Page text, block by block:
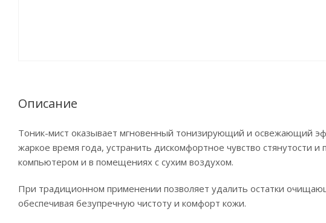
Описание
Тоник-мист оказывает мгновенный тонизирующий и освежающий
жаркое время года, устранить дискомфортное чувство стянутости
компьютером и в помещениях с сухим воздухом.
При традиционном применении позволяет удалить остатки
обеспечивая безупречную чистоту и комфорт кожи.